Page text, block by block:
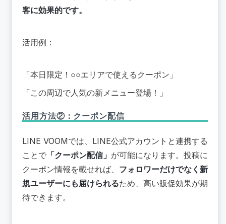
客に効果的です。
活用例：
「本日限定！○○エリアで使えるクーポン」
「この周辺で人気の新メニュー登場！」
活用方法②：クーポン配信
LINE VOOMでは、LINE公式アカウントと連携する
ことで 「クーポン配信」 が可能になります。投稿に
クーポン情報を載せれば、 フォロワーだけでなく新
規ユーザーにも届けられるため、高い販促効果が期
待できます。